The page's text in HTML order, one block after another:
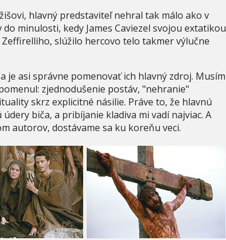
hlavný predstaviteľ nehral tak málo ako v
minulosti, kedy James Caviezel svojou extatikou
slúžilo hercovo telo takmer výlučne
je asi správne pomenovať ich hlavný zdroj. Musím
zjednodušenie postáv, "nehranie"
skrz explicitné násilie. Práve to, že hlavnú
biča, a pribíjanie kladiva mi vadí najviac. A
autorov, dostávame sa ku koreňu veci.